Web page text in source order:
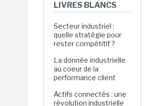
LIVRES BLANCS
Secteur industriel :
quelle stratégie pour
rester compétitif ?
La donnée industrielle
au coeur de la
performance client
Actifs connectés : une
révolution industrielle